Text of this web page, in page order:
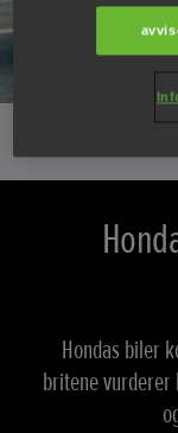
Hondas biler
britene